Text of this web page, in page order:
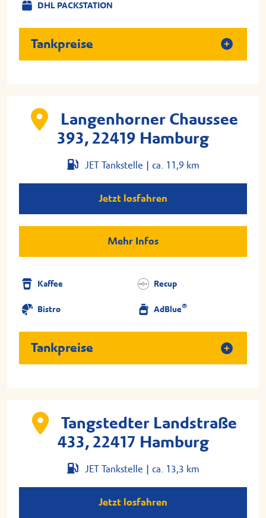
DHL PACKSTATION
Tankpreise
Langenhorner Chaussee
393, 22419 Hamburg
JET Tankstelle | ca. 11,9 km
Jetzt losfahren
Mehr Infos
Kaffee Recup
Bistro AdBlue®
Tankpreise
Tangstedter Landstraße
433, 22417 Hamburg
JET Tankstelle | ca. 13,3 km
Jetzt losfahren